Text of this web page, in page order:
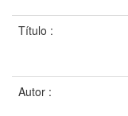
Título :
Autor :